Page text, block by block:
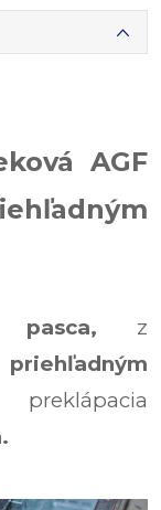
AGF
pasca, z
priehľadným